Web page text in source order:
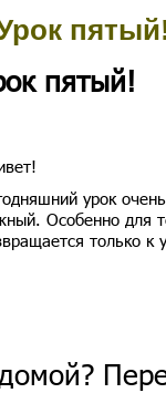
пятый!
урок
Особенно для
только к